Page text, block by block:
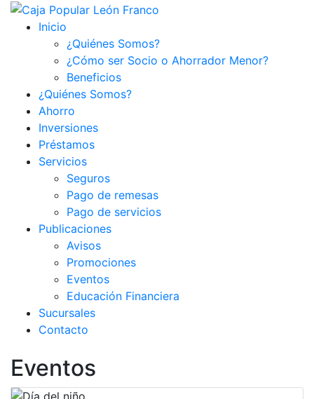
Inicio
¿Quiénes Somos?
¿Cómo ser Socio o Ahorrador Menor?
Beneficios
¿Quiénes Somos?
Ahorro
Inversiones
Préstamos
Servicios
Seguros
Pago de remesas
Pago de servicios
Publicaciones
Avisos
Promociones
Eventos
Educación Financiera
Sucursales
Contacto
Eventos